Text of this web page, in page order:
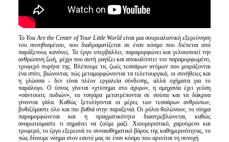
Το YouAre the Center ofYourLittle World είναι μια σουρεαλιστική εξερεύνηση
του συνηθισμένου, που διαδραματίζεται σε έναν κόσμο που διέπεται από
παράξενους κανόνες. Το έργο υπερβάλλει, παραμορφώνει και γελοιοποιεί την
ανθρώπινη ζωή, μέχρι που αυτή ραγίζει και αποκαλύπτει τον παραμορφωμένο,
τρυφερό πυρήνα της. Βλέπουμε τις ζωές τεσσάρων ατόμων που μοιράζονται
ένα σπίτι, βιώνοντας πώς μεταμορφώνονται τα τελετουργικά, οι συνήθειες και
η γλώσσα - δεν είναι πλέον εργαλεία σύνδεσης, αλλά οχήματα για το
παράλογο. Ο ύπνος γίνεται «χτύπημα στο άχυρο», η αμηχανία έχει γεύση
«σάντουιτς ποδιών», τα τσιγάρα μετατρέπονται σε σούπα και τα δάκρυα
γίνονται γάλα. Καθώς ξετυλίγονται οι μέρες των τεσσάρων ανθρώπων,
βυθιζόμαστε όλο και πιο βαθιά στην παραξενιά. Οι ρόλοι θολώνουν, το νόημα
παραμορφώνεται και η πραγματικότητα διαστρεβλώνεται, καθώς
αναρωτιόμαστε τι σημαίνει να ζούμε μαζί. Χιουμοριστικό, χαρούμενο και
τρυφερό, το έργο εξερευνά το συναισθηματικό βάρος της καθημερινότητας, το
πώς δίνουμε νόημα στον εαυτό μας σε έναν κόσμο που αρνείται τη συνοχή.